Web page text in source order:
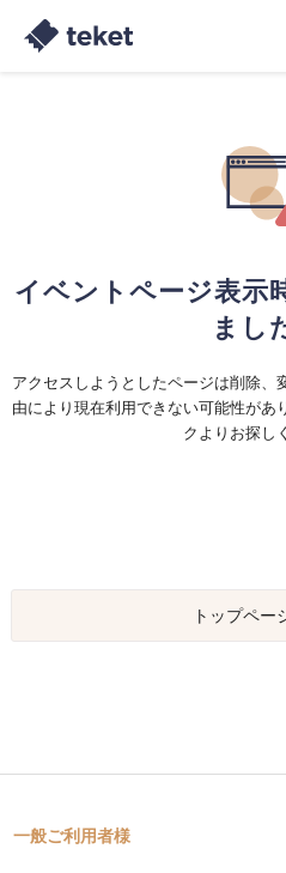
イベントページ表示
まし
アクセスしようとしたページは削除、
由により現在利用できない可能性があ
クよりお探し
トップペー
一般ご利用者様